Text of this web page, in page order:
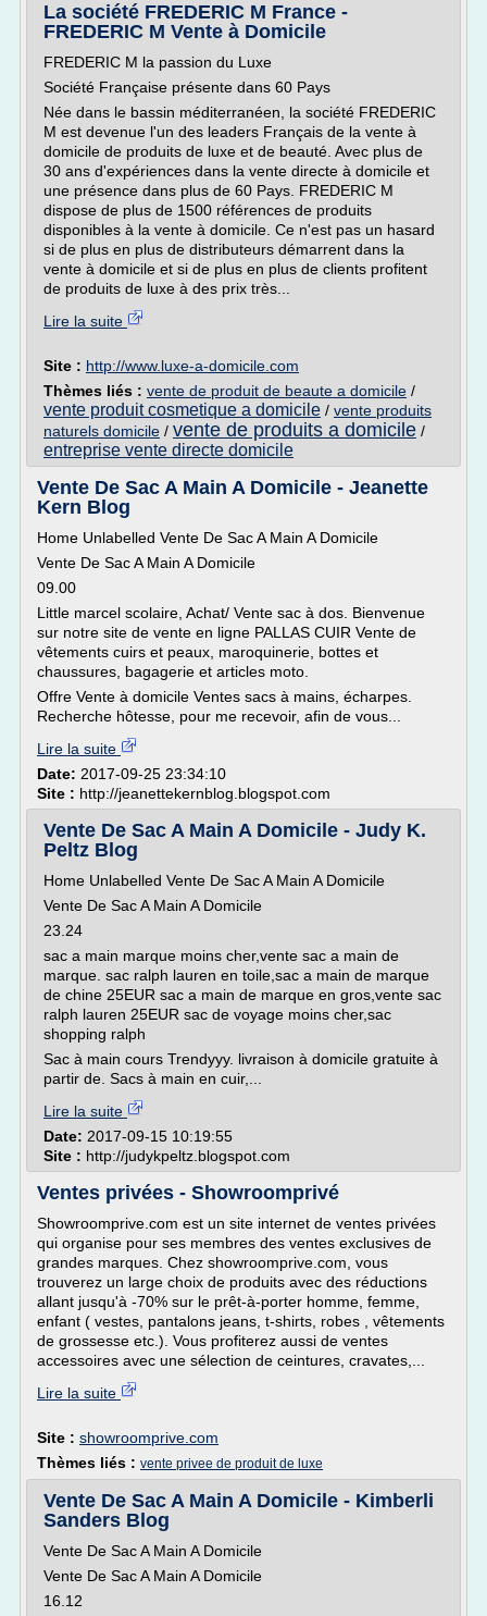
La société FREDERIC M France -
FREDERIC M Vente à Domicile
FREDERIC M la passion du Luxe
Société Française présente dans 60 Pays
Née dans le bassin méditerranéen, la société FREDERIC
M est devenue l'un des leaders Français de la vente à
domicile de produits de luxe et de beauté. Avec plus de
30 ans d'expériences dans la vente directe à domicile et
une présence dans plus de 60 Pays. FREDERIC M
dispose de plus de 1500 références de produits
disponibles à la vente à domicile. Ce n'est pas un hasard
si de plus en plus de distributeurs démarrent dans la
vente à domicile et si de plus en plus de clients profitent
de produits de luxe à des prix très...
Lire la suite
Site : http://www.luxe-a-domicile.com
Thèmes liés : vente de produit de beaute a domicile /
vente produit cosmetique a domicile / vente produits
naturels domicile / vente de produits a domicile /
entreprise vente directe domicile
Vente De Sac A Main A Domicile - Jeanette
Kern Blog
Home Unlabelled Vente De Sac A Main A Domicile
Vente De Sac A Main A Domicile
09.00
Little marcel scolaire, Achat/ Vente sac à dos. Bienvenue
sur notre site de vente en ligne PALLAS CUIR Vente de
vêtements cuirs et peaux, maroquinerie, bottes et
chaussures, bagagerie et articles moto.
Offre Vente à domicile Ventes sacs à mains, écharpes.
Recherche hôtesse, pour me recevoir, afin de vous...
Lire la suite
Date: 2017-09-25 23:34:10
Site : http://jeanettekernblog.blogspot.com
Vente De Sac A Main A Domicile - Judy K.
Peltz Blog
Home Unlabelled Vente De Sac A Main A Domicile
Vente De Sac A Main A Domicile
23.24
sac a main marque moins cher,vente sac a main de
marque. sac ralph lauren en toile,sac a main de marque
de chine 25EUR sac a main de marque en gros,vente sac
ralph lauren 25EUR sac de voyage moins cher,sac
shopping ralph
Sac à main cours Trendyyy. livraison à domicile gratuite à
partir de. Sacs à main en cuir,...
Lire la suite
Date: 2017-09-15 10:19:55
Site : http://judykpeltz.blogspot.com
Ventes privées - Showroomprivé
Showroomprive.com est un site internet de ventes privées
qui organise pour ses membres des ventes exclusives de
grandes marques. Chez showroomprive.com, vous
trouverez un large choix de produits avec des réductions
allant jusqu'à -70% sur le prêt-à-porter homme, femme,
enfant ( vestes, pantalons jeans, t-shirts, robes , vêtements
de grossesse etc.). Vous profiterez aussi de ventes
accessoires avec une sélection de ceintures, cravates,...
Lire la suite
Site : showroomprive.com
Thèmes liés : vente privee de produit de luxe
Vente De Sac A Main A Domicile - Kimberli
Sanders Blog
Vente De Sac A Main A Domicile
Vente De Sac A Main A Domicile
16.12